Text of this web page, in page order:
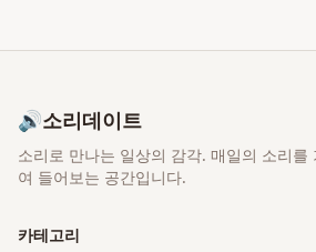
🔊소리데이트
소리로 만나는 일상의 감각. 매일의 소리를
여 들어보는 공간입니다.
카테고리